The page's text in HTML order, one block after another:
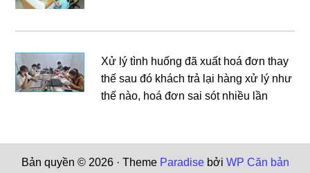
Xử lý tình huống đã xuất hoá đơn thay
thế sau đó khách trả lại hàng xử lý như
thế nào, hoá đơn sai sót nhiều lần
Bản quyền © 2026 · Theme Paradisebởi WP Căn bản